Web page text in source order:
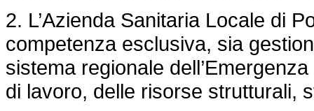
2. L’Azienda Sanitaria Locale di
competenza esclusiva, sia
sistema regionale
di lavoro, delle risorse strutturali,